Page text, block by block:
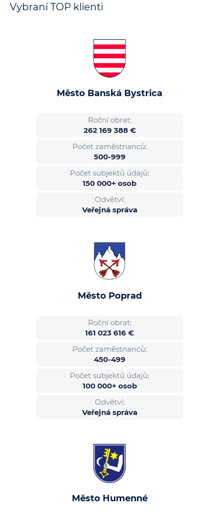
Vybraní TOP klienti
Město Banská Bystrica
Roční obrat:
262 169 388 €
Počet zaměstnanců:
500-999
Počet subjektů údajů:
150 000+ osob
Odvětví:
Veřejná správa
Město Poprad
Roční obrat:
161 023 616 €
Počet zaměstnanců:
450-499
Počet subjektů údajů:
100 000+ osob
Odvětví:
Veřejná správa
Město Humenné